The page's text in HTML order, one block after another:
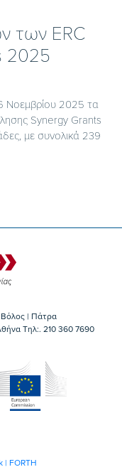
των ERC
2025
Νοεμβρίου 2025 τα
Synergy Grants
με συνολικά 239
Βόλος | Πάτρα
Τηλ:. 210 360 7690
| FORTH